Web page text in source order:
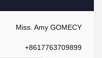
Miss. Amy GOMECY
+8617763709899